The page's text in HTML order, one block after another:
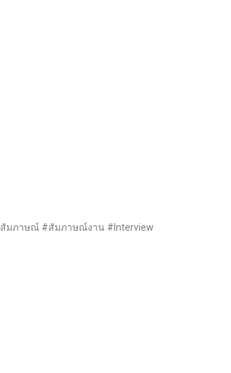
สัมภาษณ์ #สัมภาษณ์งาน #Interview